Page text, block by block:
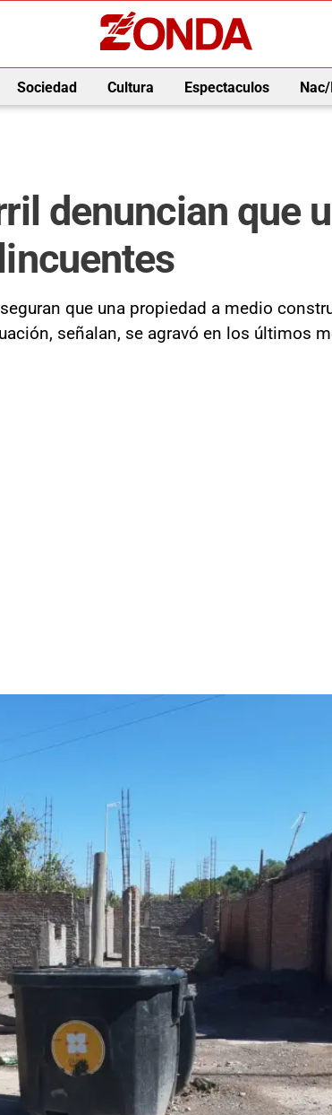
Sociedad Cultura Espectaculos
denuncian que
que una propiedad a medio
señalan, se agravó en los últimos